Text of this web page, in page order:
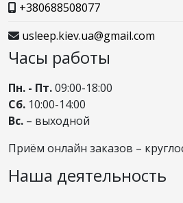
+380688508077
usleep.kiev.ua@gmail.com
Часы работы
Пн. - Пт.09:00-18:00
Сб. 10:00-14:00
Вс. – выходной
Приём онлайн заказов –
Наша деятельность